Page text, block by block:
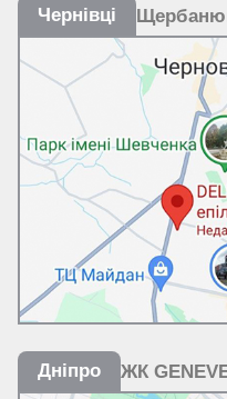
Чернівці
Дніпро ЖК